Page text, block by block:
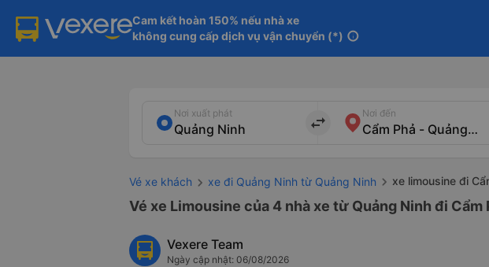
Cam kết hoàn 150% nếu nhà xe
không cung cấp dịch vụ vận chuyển (*) info
Nơi xuất phát
import_export
Nơi đến
Vé xe khách xe đi Quảng Ninh từ Quảng Ninh xe limousine đi
Vé xe Limousine của 4 nhà xe từ Quảng Ninh đi Cẩm
Vexere Team
Ngày cập nhật: 06/08/2026